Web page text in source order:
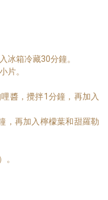
冰箱冷藏30分鐘。
片。
醬，攪拌1分鐘，再加入
，再加入檸檬葉和甜羅勒
。